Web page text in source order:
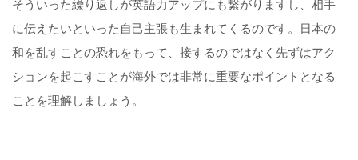
そういった繰り返しが英語力アップにも繋がりますし、相手
に伝えたいといった自己主張も生まれてくるのです。日本の
和を乱すことの恐れをもって、接するのではなく先ずはアク
ションを起こすことが海外では非常に重要なポイントとなる
ことを理解しましょう。